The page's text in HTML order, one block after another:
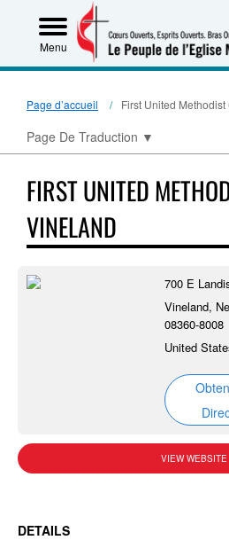
Menu
Page d’accueil First United
Page De Traduction ▼
FIRST UNITED
VINELAND
700 E
Vineland,
08360-8008
United
VIEW WEBSITE
DETAILS